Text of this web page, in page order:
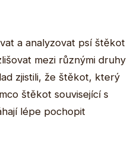
a analyzovat psí štěkot
mezi různými druhy
zjistili, že štěkot, který
štěkot související s
lépe pochopit